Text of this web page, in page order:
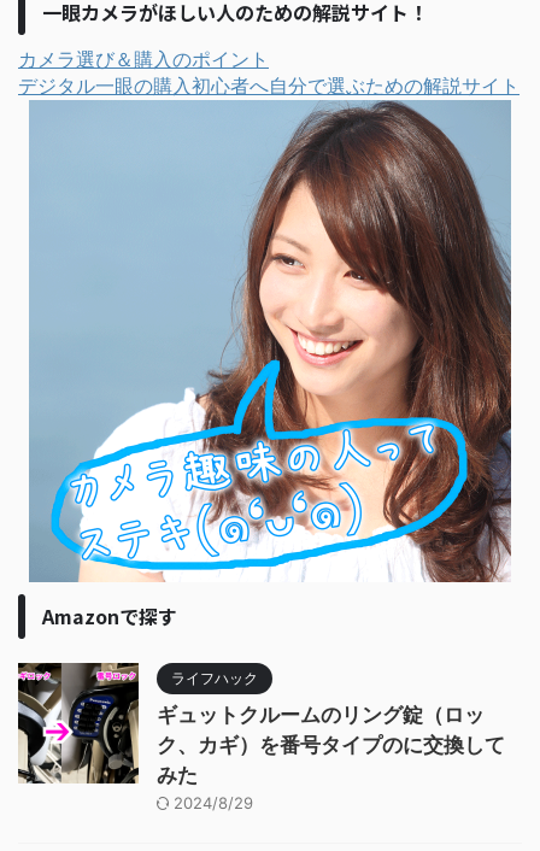
一眼カメラがほしい人のための解説サイト！
カメラ選び＆購入のポイント
デジタル一眼の購入初心者へ自分で選ぶための解説サイト
Amazonで探す
ライフハック
ギュットクルームのリング錠（ロッ
ク、カギ）を番号タイプのに交換して
みた
2024/8/29